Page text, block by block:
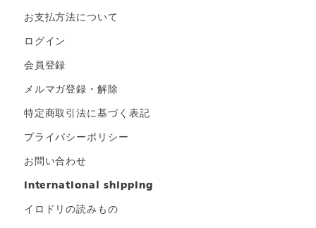
お支払方法について
ログイン
会員登録
メルマガ登録・解除
特定商取引法に基づく表記
プライバシーポリシー
お問い合わせ
international shipping
イロドリの読みもの